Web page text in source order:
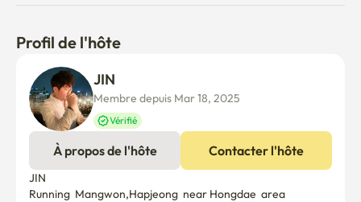
Profil de l'hôte
Membre depuis Mar 18, 2025
Vérifié
À propos de l'hôte Contacter l'hôte
JIN
Running  Mangwon,Hapjeong  near Hongdae  area